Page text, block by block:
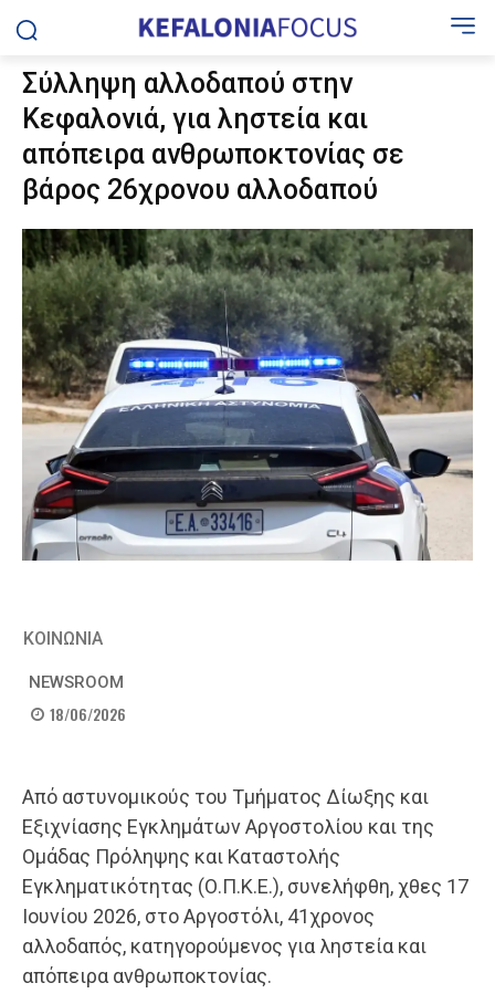
Σύλληψη αλλοδαπού στην
Κεφαλονιά, για ληστεία και
απόπειρα ανθρωποκτονίας σε
βάρος 26χρονου αλλοδαπού
ΚΟΙΝΩΝΙΑ
NEWSROOM
18/06/2026
Από αστυνομικούς του Τμήματος Δίωξης και
Εξιχνίασης Εγκλημάτων Αργοστολίου και της
Ομάδας Πρόληψης και Καταστολής
Εγκληματικότητας (Ο.Π.Κ.Ε.), συνελήφθη, χθες 17
Ιουνίου 2026, στο Αργοστόλι, 41χρονος
αλλοδαπός, κατηγορούμενος για ληστεία και
απόπειρα ανθρωποκτονίας.